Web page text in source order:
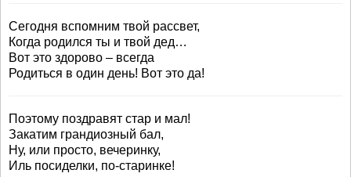
Сегодня вспомним твой рассвет,
Когда родился ты и твой дед…
Вот это здорово – всегда
Родиться в один день! Вот это да!
Поэтому поздравят стар и мал!
Закатим грандиозный бал,
Ну, или просто, вечеринку,
Иль посиделки, по-старинке!